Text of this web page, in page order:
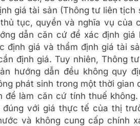
giá tài sản (Thông tư liên tịch
tục, quyền và nghĩa vụ của
dẫn căn cứ để xác định giá
định giá và thẩm định giá tài
định giá. Tuy nhiên, Thông
hướng dẫn đều không quy
phát sinh trong một thời gian
làm căn cứ tính thuế
với giá thực tế của thị
và không cung cấp chính